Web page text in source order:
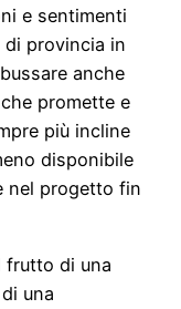
e sentimenti
di provincia in
anche
promette e
più incline
disponibile
nel progetto fin
frutto di una
una